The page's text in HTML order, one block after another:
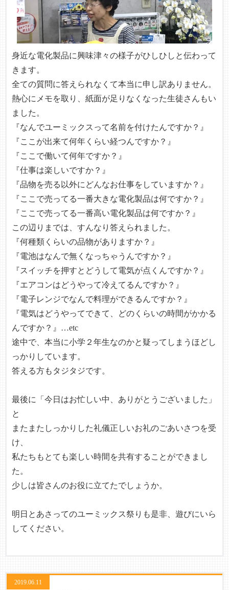
身近な電化製品に興味津々の様子がひしひしと伝わって
きます。
全ての質問に答えられなくて本当に申し訳ありません。
熱心にメモを取り、紙面が足りなくなった生徒さんもい
ました。
『なんでユーミックスって名前を付けたんですか？』
『ここが出来て何年くらい経つんですか？』
『ここで働いて何年ですか？』
『仕事は楽しいですか？』
『品物を売る以外にどんなお仕事をしていますか？』
『ここで売ってる一番大きな電化製品は何ですか？』
『ここで売ってる一番高い電化製品は何ですか？』
この辺りまでは、すんなり答えられました。
『何種類くらいの品物がありますか？』
『電池はなんで無くなっちゃうんですか？』
『スイッチを押すとどうして電気が点くんですか？』
『エアコンはどうやって冷えてるんですか？』
『電子レンジでなんで料理ができるんですか？』
『電気はどうやってできて、どのくらいの時間がかかる
んですか？』…etc
途中で、本当に小学２年生なのかと疑ってしまうほどし
っかりしています。
答える方もタジタジです。
最後に「今日はお忙しい中、ありがとうございました」
と
またまたしっかりした礼儀正しいお礼のごあいさつを受
け、
私たちもとても楽しい時間を共有することができまし
た。
少しは皆さんのお役に立てたでしょうか。
明日とあさってのユーミックス祭りも是非、遊びにいら
してください。
2019.06.11